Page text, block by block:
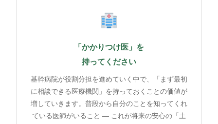
「かかりつけ医」を
持ってください
基幹病院が役割分担を進めていく中で、「まず最初
に相談できる医療機関」を持っておくことの価値が
増していきます。普段から自分のことを知ってくれ
ている医師がいること ― これが将来の安心の「土